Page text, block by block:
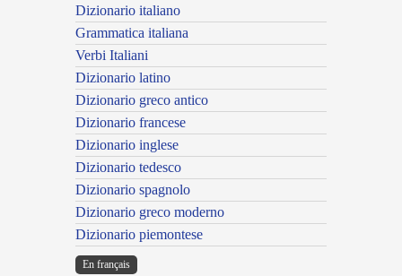
Dizionario italiano
Grammatica italiana
Verbi Italiani
Dizionario latino
Dizionario greco antico
Dizionario francese
Dizionario inglese
Dizionario tedesco
Dizionario spagnolo
Dizionario greco moderno
Dizionario piemontese
En français